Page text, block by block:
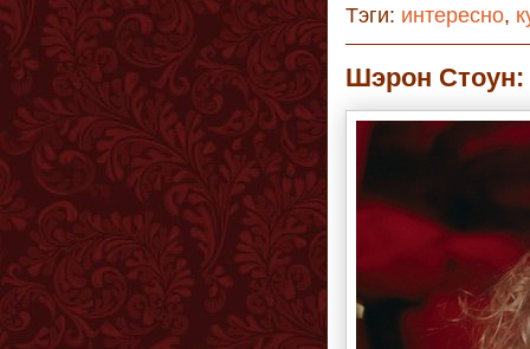
Тэги: интересно,
Шэрон Стоун: